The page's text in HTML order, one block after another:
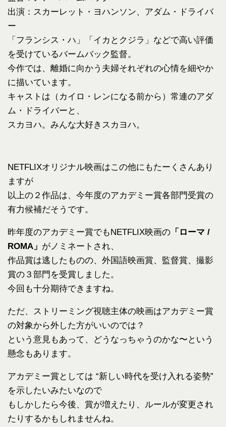
出演：スカーレット・ヨハンソン、アダム・ドライバ
ー
「フランシス・ハ」「イカとクジラ」などで高い評価
を受けているバームバック監督。
今作では、離婚に向かう夫婦それぞれの心情を細やか
に描いています。
キャストは（カイロ・レンになる前から）常連のアダ
ム・ドライバーと、
スカヨハ。みんな大好きスカヨハ。
NETFLIXオリジナル映画はこの他にもたーくさんあり
ますが
以上の２作品は、今年度のアカデミー賞各部門受賞の
有力候補だそうです。
昨年度のアカデミー賞でもNETFLIX映画の 「ローマ /
ROMA」 がノミネートされ、
作品賞は逃したものの、外国語映画賞、監督賞、撮影
賞の３部門を受賞しました。
今回も十分期待できますね。
ただ、ストリーミング視聴主体の映画はアカデミー賞
の対象から外した方がいいのでは？
という意見もあって、どうなっちゃうのかな〜という
懸念もあります。
アカデミー賞としては “新しい時代を受け入れる姿勢”
を示したいみたいなので
もしかしたら今後、賞が増えたり、ルールが変更され
たりするかもしれませんね。